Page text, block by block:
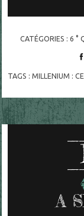
CATÉGORIES :6 °
TAGS : MILLENIUM :
A